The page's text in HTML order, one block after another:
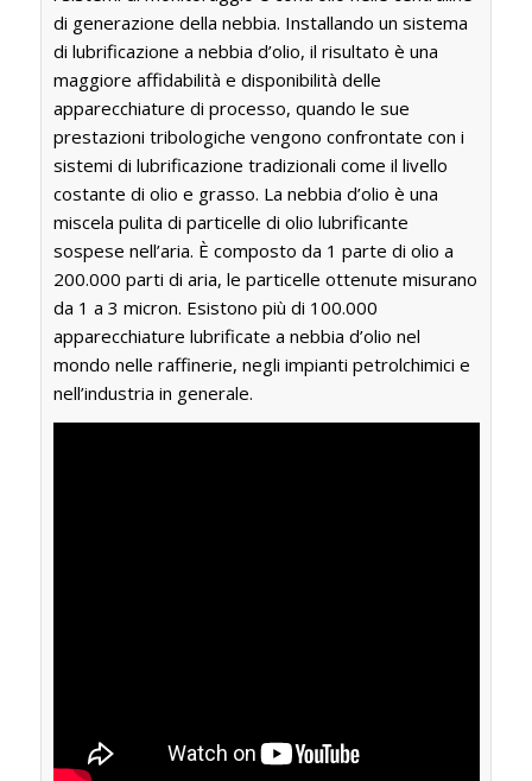
di generazione della nebbia. Installando un sistema
di lubrificazione a nebbia d’olio, il risultato è una
maggiore affidabilità e disponibilità delle
apparecchiature di processo, quando le sue
prestazioni tribologiche vengono confrontate con i
sistemi di lubrificazione tradizionali come il livello
costante di olio e grasso. La nebbia d’olio è una
miscela pulita di particelle di olio lubrificante
sospese nell’aria. È composto da 1 parte di olio a
200.000 parti di aria, le particelle ottenute misurano
da 1 a 3 micron. Esistono più di 100.000
apparecchiature lubrificate a nebbia d’olio nel
mondo nelle raffinerie, negli impianti petrolchimici e
nell’industria in generale.